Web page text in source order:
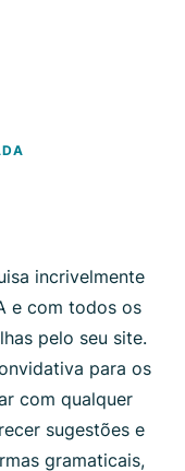
incrivelmente
e com todos os
pelo seu site.
para os
com qualquer
sugestões e
gramaticais,